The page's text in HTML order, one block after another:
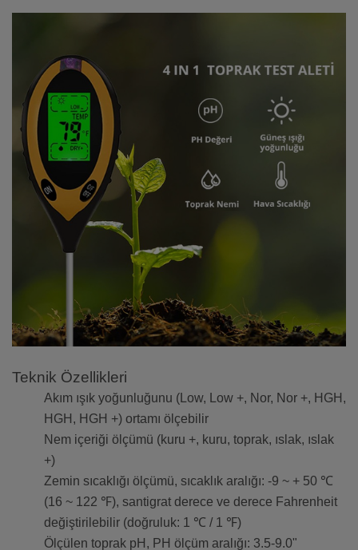
Teknik Özellikleri
Akım ışık yoğunluğunu (Low, Low +, Nor, Nor +, HGH,
HGH, HGH +) ortamı ölçebilir
Nem içeriği ölçümü (kuru +, kuru, toprak, ıslak, ıslak
+)
Zemin sıcaklığı ölçümü, sıcaklık aralığı: -9 ~ + 50 ℃
(16 ~ 122 ℉), santigrat derece ve derece Fahrenheit
değiştirilebilir (doğruluk: 1 ℃ / 1 ℉)
Ölçülen toprak pH, PH ölçüm aralığı: 3.5-9.0"